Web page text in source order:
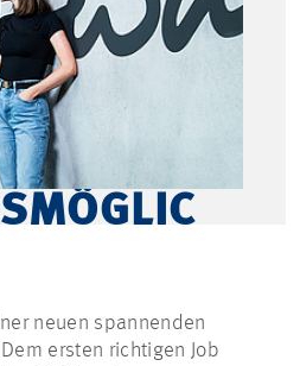
neuen spannenden
ersten richtigen Job